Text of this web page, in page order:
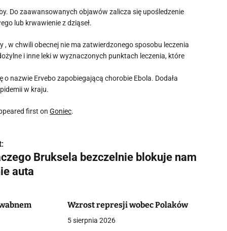
Do zaawansowanych objawów zalicza się upośledzenie
lub krwawienie z dziąseł.
w chwili obecnej nie ma zatwierdzonego sposobu leczenia
i inne leki w wyznaczonych punktach leczenia, które
nazwie Ervebo zapobiegającą chorobie Ebola. Dodała
w kraju.
first onGoniec.
Bruksela bezczelnie blokuje nam
auta
Wzrost represji wobec Polaków
5 sierpnia 2026